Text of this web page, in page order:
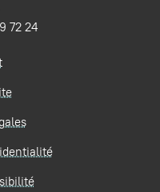
72 24